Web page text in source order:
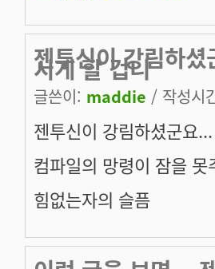
젠투신이 강림하
시게 할 겁니
글쓴이: maddie / 작성시
젠투신이 강림하셨군요...
컴파일의 망령이 잠을
힘없는자의 슬픔